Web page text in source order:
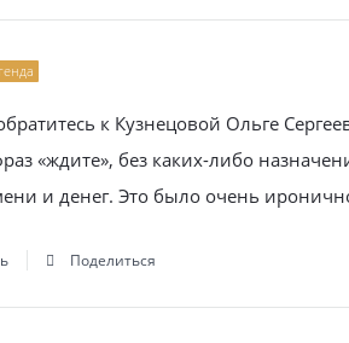
к Кузнецовой Ольге
«ждите», без каких-либо
и денег. Это было очень
Поделиться